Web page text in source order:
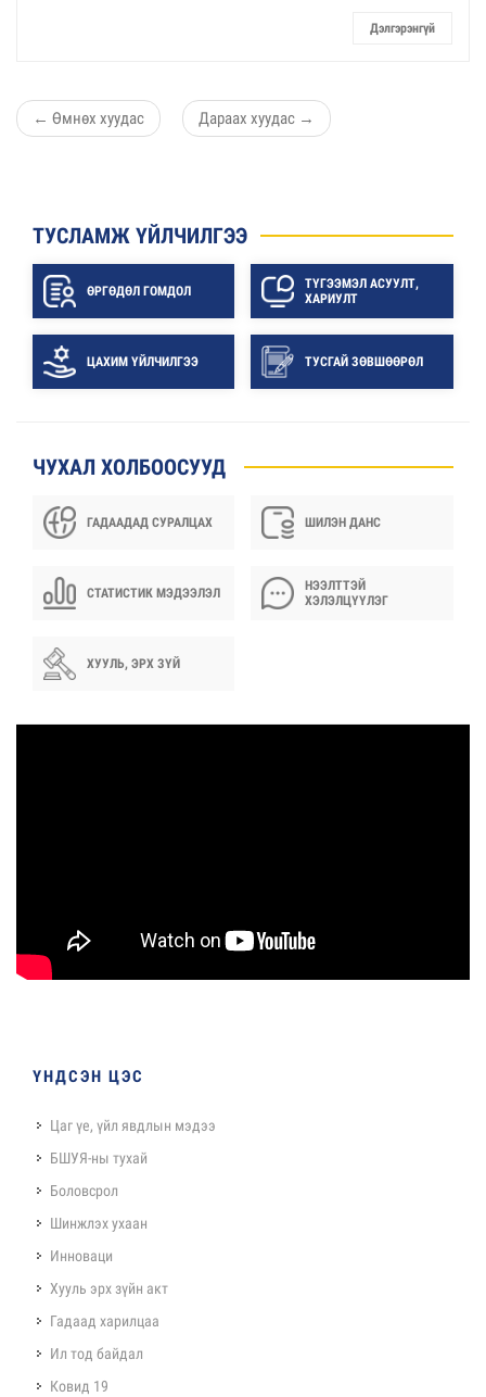
Дэлгэрэнгүй
← Өмнөх хуудас Дараах хуудас →
ТУСЛАМЖ ҮЙЛЧИЛГЭЭ
ӨРГӨДӨЛ ГОМДОЛ
ТҮГЭЭМЭЛ АСУУЛТ,
ХАРИУЛТ
ЦАХИМ ҮЙЛЧИЛГЭЭ ТУСГАЙ ЗӨВШӨӨРӨЛ
ЧУХАЛ ХОЛБООСУУД
ГАДААДАД СУРАЛЦАХ ШИЛЭН ДАНС
СТАТИСТИК МЭДЭЭЛЭЛ
НЭЭЛТТЭЙ
ХЭЛЭЛЦҮҮЛЭГ
ХУУЛЬ, ЭРХ ЗҮЙ
ҮНДСЭН ЦЭС
Цаг үе, үйл явдлын мэдээ
БШУЯ-ны тухай
Боловсрол
Шинжлэх ухаан
Инноваци
Хууль эрх зүйн акт
Гадаад харилцаа
Ил тод байдал
Ковид 19